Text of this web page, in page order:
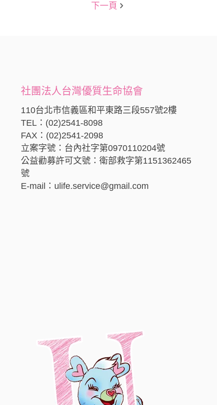
下一頁
社團法人台灣優質生命協會
110台北市信義區和平東路三段557號2樓
TEL：(02)2541-8098
FAX：(02)2541-2098
立案字號：台內社字第0970110204號
公益勸募許可文號：衛部救字第1151362465
號
E-mail：ulife.service@gmail.com